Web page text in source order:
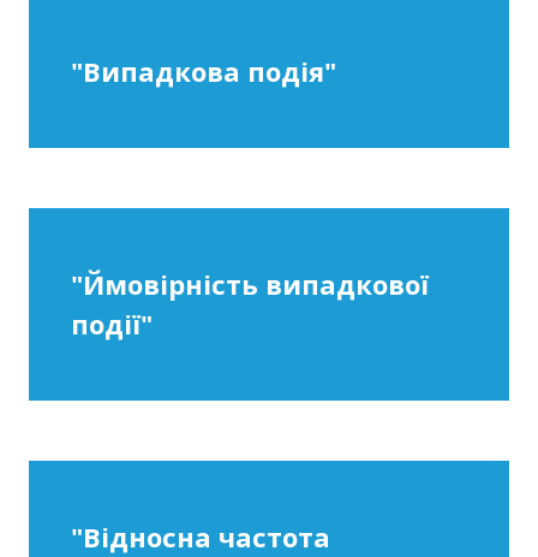
"Випадкова подія"
"Ймовірність випадкової
події"
"Відносна частота